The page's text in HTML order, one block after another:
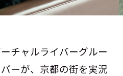
チャルライバーグルー
ーが、京都の街を実況